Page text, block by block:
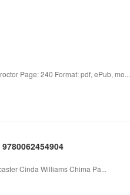
Page: 240 Format: pdf, ePub, mo...
Cinda Williams Chima Pa...